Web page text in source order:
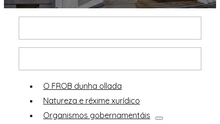
O FROB dunha ollada
Natureza e réxime xurídico
Organismos gobernamentáis